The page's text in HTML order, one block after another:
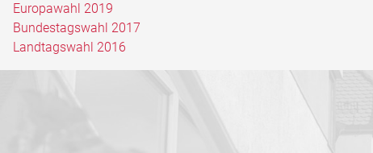
Europawahl 2019
Bundestagswahl 2017
Landtagswahl 2016